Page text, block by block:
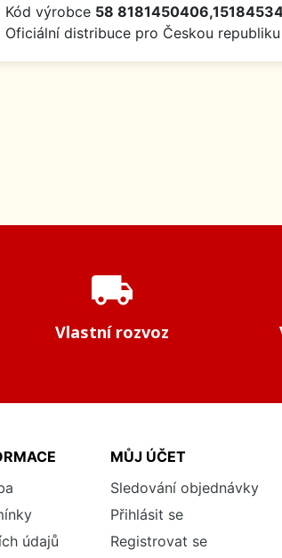
Kód výrobce 58
Oficiální distribuce pro Českou republiku
local_shipping
Vlastní rozvoz
údajů
MŮJ ÚČET
Sledování objednávky
Přihlásit se
Registrovat se